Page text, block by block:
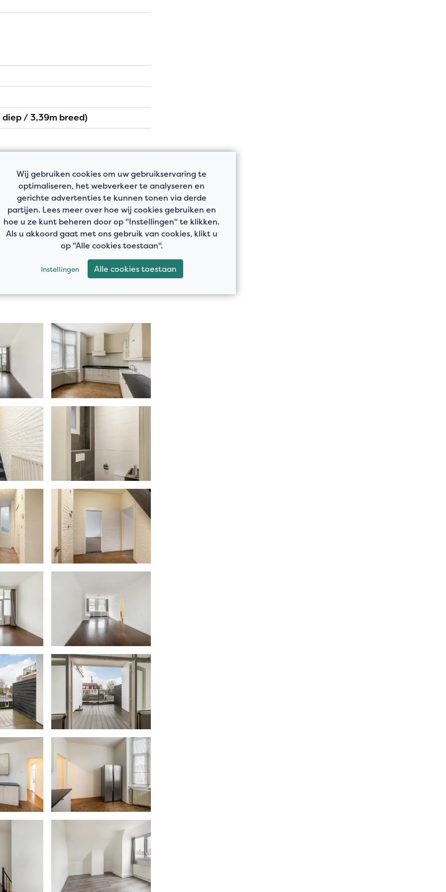
toegang tot het riante
en een metalen
en beschikt naast bovenkasten
voor een speels effect en geeft
van de keuken is
bereikbaar, die toegang geeft tot
daklicht zorgt voor meer
met daarin de opstelling van
deze verdieping zijn strak
waarbij één slaapkamer
heeft een dakraam.
met een douchecabine,
dakkapel beschikt over te
deels voorzien van houten
canon € 435,43 per maand.
De Meetinstructie is
van meten toe te passen voor
De
niet volledig uit, door
of beperkingen bij het
maten voor een koper van
zelf na te meten. De
daartoe in de gelegenheid
teneinde teleurstellingen en
in de koopakte een
moet door de verkoper betaald
hoger dan € 400,- inclusief
in rekening gebracht. Indien de
van 20 kilometer van de
eventuele kosten die de notaris
en legalisatie hiervan ten
de koper.
welke vanaf 01-01-2023
is. De verkopend makelaar
Vlaardingen omtrent de
diep / 3,39m breed)
Wij gebruiken cookies om uw gebruikservaring te
optimaliseren, het webverkeer te analyseren en
gerichte advertenties te kunnen tonen via derde
partijen. Lees meer over hoe wij cookies gebruiken en
hoe u ze kunt beheren door op "Instellingen" te klikken.
Als u akkoord gaat met ons gebruik van cookies, klikt u
op "Alle cookies toestaan".
Instellingen Alle cookies toestaan